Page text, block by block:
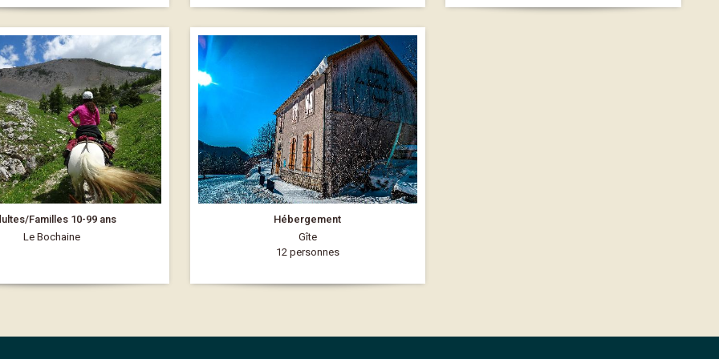
Familles 10-99 ans
Le Bochaine
Hébergement
Gîte
12 personnes